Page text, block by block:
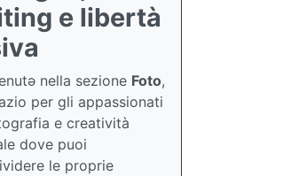
e libertà
nella sezione Foto,
per gli appassionati
e creatività
dove puoi
le proprie